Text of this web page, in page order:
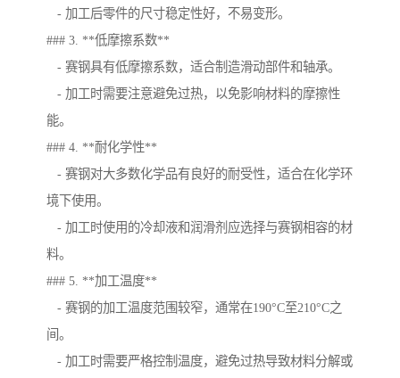
- 加工后零件的尺寸稳定性好，不易变形。
### 3. **低摩擦系数**
- 赛钢具有低摩擦系数，适合制造滑动部件和轴承。
- 加工时需要注意避免过热，以免影响材料的摩擦性
能。
### 4. **耐化学性**
- 赛钢对大多数化学品有良好的耐受性，适合在化学环
境下使用。
- 加工时使用的冷却液和润滑剂应选择与赛钢相容的材
料。
### 5. **加工温度**
- 赛钢的加工温度范围较窄，通常在190°C至210°C之
间。
- 加工时需要严格控制温度，避免过热导致材料分解或